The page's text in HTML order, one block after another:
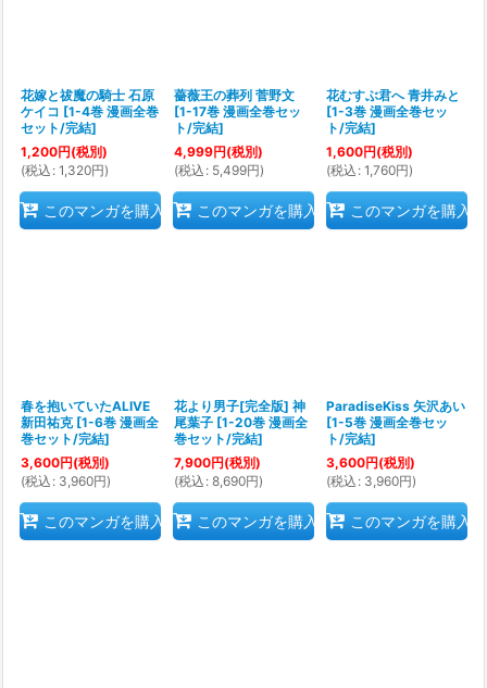
花嫁と祓魔の騎士 石原
ケイコ [1-4巻 漫画全巻
セット/完結]
1,200円(税別)
(税込 : 1,320円)
このマンガを購入
薔薇王の葬列 菅野文
[1-17巻 漫画全巻セッ
ト/完結]
4,999円(税別)
(税込 : 5,499円)
このマンガを購入
花むすぶ君へ 青井みと
[1-3巻 漫画全巻セッ
ト/完結]
1,600円(税別)
(税込 : 1,760円)
このマンガを購入
春を抱いていたALIVE
新田祐克 [1-6巻 漫画全
巻セット/完結]
3,600円(税別)
(税込 : 3,960円)
このマンガを購入
花より男子[完全版] 神
尾葉子 [1-20巻 漫画全
巻セット/完結]
7,900円(税別)
(税込 : 8,690円)
このマンガを購入
ParadiseKiss 矢沢あい
[1-5巻 漫画全巻セッ
ト/完結]
3,600円(税別)
(税込 : 3,960円)
このマンガを購入